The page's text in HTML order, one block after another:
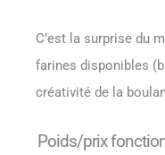
C’est la surprise du
farines disponibles
créativité de la
Poids/prix